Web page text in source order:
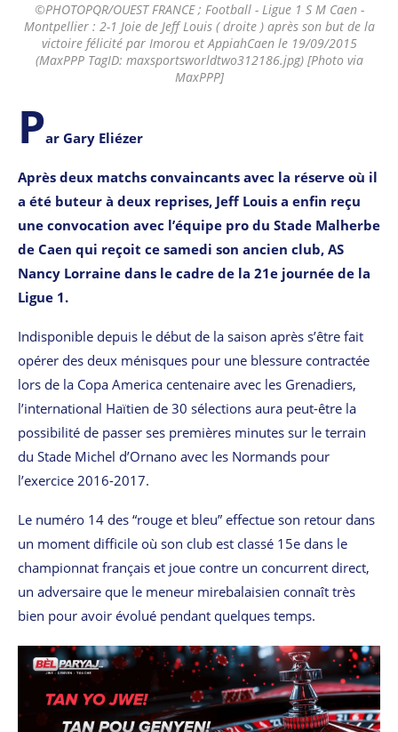
©PHOTOPQR/OUEST FRANCE ; Football - Ligue 1 S M Caen -
Montpellier : 2-1 Joie de Jeff Louis ( droite ) après son but de la
victoire félicité par Imorou et AppiahCaen le 19/09/2015
(MaxPPP TagID: maxsportsworldtwo312186.jpg) [Photo via
MaxPPP]
Par Gary Eliézer
Après deux matchs convaincants avec la réserve où il
a été buteur à deux reprises, Jeff Louis a enfin reçu
une convocation avec l’équipe pro du Stade Malherbe
de Caen qui reçoit ce samedi son ancien club, AS
Nancy Lorraine dans le cadre de la 21e journée de la
Ligue 1.
Indisponible depuis le début de la saison après s’être fait
opérer des deux ménisques pour une blessure contractée
lors de la Copa America centenaire avec les Grenadiers,
l’international Haïtien de 30 sélections aura peut-être la
possibilité de passer ses premières minutes sur le terrain
du Stade Michel d’Ornano avec les Normands pour
l’exercice 2016-2017.
Le numéro 14 des “rouge et bleu” effectue son retour dans
un moment difficile où son club est classé 15e dans le
championnat français et joue contre un concurrent direct,
un adversaire que le meneur mirebalaisien connaît très
bien pour avoir évolué pendant quelques temps.